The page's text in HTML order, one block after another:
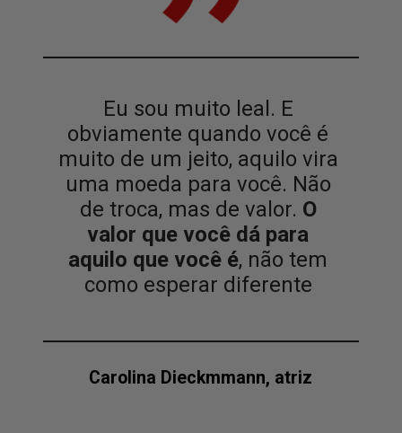
Eu sou muito leal. E
obviamente quando você é
muito de um jeito, aquilo vira
uma moeda para você. Não
de troca, mas de valor. O
valor que você dá para
aquilo que você é, não tem
como esperar diferente
Carolina Dieckmmann, atriz